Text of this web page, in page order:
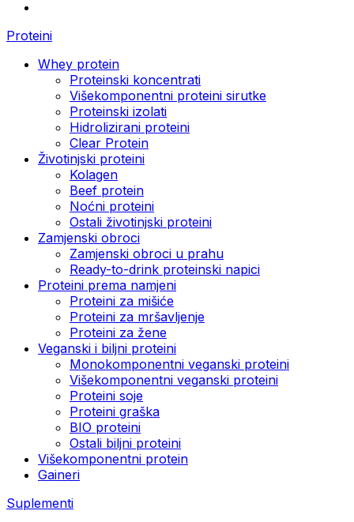
Proteini
Whey protein
Proteinski koncentrati
Višekomponentni proteini sirutke
Proteinski izolati
Hidrolizirani proteini
Clear Protein
Životinjski proteini
Kolagen
Beef protein
Noćni proteini
Ostali životinjski proteini
Zamjenski obroci
Zamjenski obroci u prahu
Ready-to-drink proteinski napici
Proteini prema namjeni
Proteini za mišiće
Proteini za mršavljenje
Proteini za žene
Veganski i biljni proteini
Monokomponentni veganski proteini
Višekomponentni veganski proteini
Proteini soje
Proteini graška
BIO proteini
Ostali biljni proteini
Višekomponentni protein
Gaineri
Suplementi